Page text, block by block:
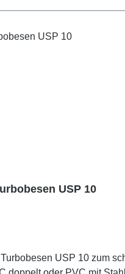
USP 10
USP 10 zum